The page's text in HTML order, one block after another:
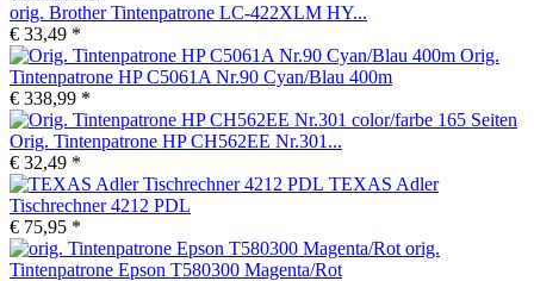
orig. Brother Tintenpatrone LC-422XLM HY...
€ 33,49 *
Orig.
Tintenpatrone HP C5061A Nr.90 Cyan/Blau 400m
€ 338,99 *
Orig. Tintenpatrone HP CH562EE Nr.301...
€ 32,49 *
TEXAS Adler
Tischrechner 4212 PDL
€ 75,95 *
orig.
Tintenpatrone Epson T580300 Magenta/Rot